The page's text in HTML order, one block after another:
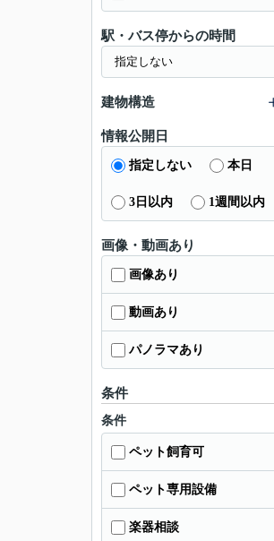
駅・バス停からの時間
建物構造
情報公開日
指定しない 本日
3日以内 1週間以内
画像・動画あり
画像あり
動画あり
パノラマあり
条件
条件
ペット飼育可
ペット専用設備
楽器相談